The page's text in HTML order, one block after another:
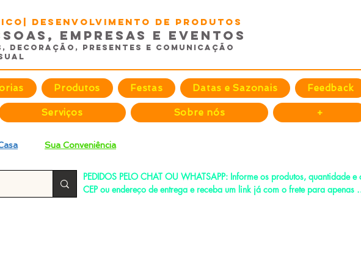
Desenvolvimento de Produtos
Empresas e EventoS
Decoração, Presentes e Comunicação
Produtos Festas Datas e Sazonais Feedback
Serviços Sobre nós +
Sua Conveniência
PEDIDOS PELO CHAT OU WHATSAPP: Informe os produtos, quantidade e
CEP ou endereço de entrega e receba um link já com o frete para apenas